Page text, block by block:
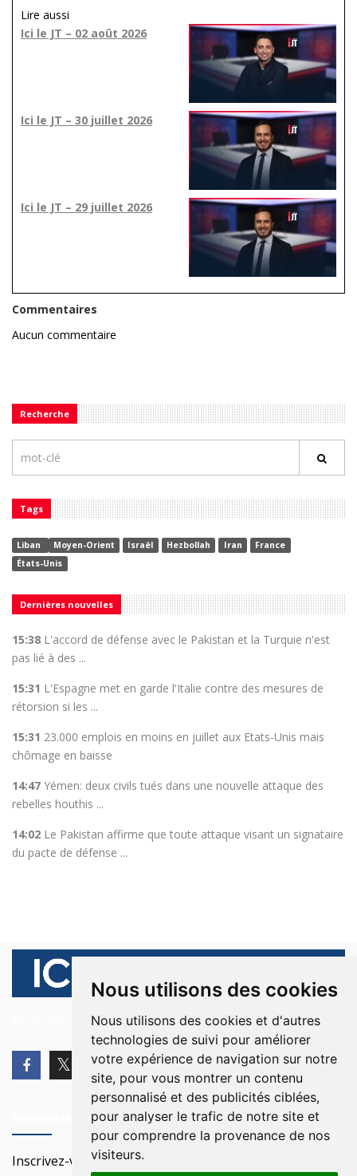
Nous utilisons des cookies
Nous utilisons des cookies et d'autres
technologies de suivi pour améliorer
votre expérience de navigation sur notre
site, pour vous montrer un contenu
personnalisé et des publicités ciblées,
pour analyser le trafic de notre site et
pour comprendre la provenance de nos
visiteurs.
Lire aussi
Ici le JT – 02 août 2026
Ici le JT – 30 juillet 2026
Ici le JT – 29 juillet 2026
Commentaires
Aucun commentaire
Recherche
Tags
Liban Moyen-Orient Israël Hezbollah Iran
France
États-Unis
Dernières nouvelles
15:38 L'accord de défense avec le Pakistan et la Turquie n'est
pas lié à des ...
15:31 L'Espagne met en garde l'Italie contre des mesures de
rétorsion si les ...
15:31 23.000 emplois en moins en juillet aux Etats-Unis mais
chômage en baisse
14:47 Yémen: deux civils tués dans une nouvelle attaque des
rebelles houthis ...
14:02 Le Pakistan affirme que toute attaque visant un signataire
du pacte de défense ...
© 2026 Ici Beyrouth. Tous les droits sont réservés.
Inscrivez-vous à notre Newsletter